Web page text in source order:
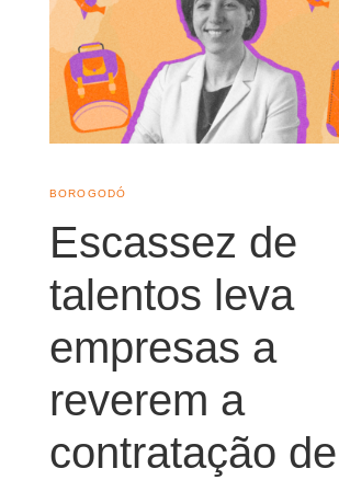
Escassez de
talentos leva
empresas a
reverem a
contratação de
BOROGODÓ